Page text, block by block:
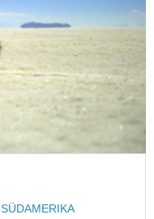
SÜDAMERIKA